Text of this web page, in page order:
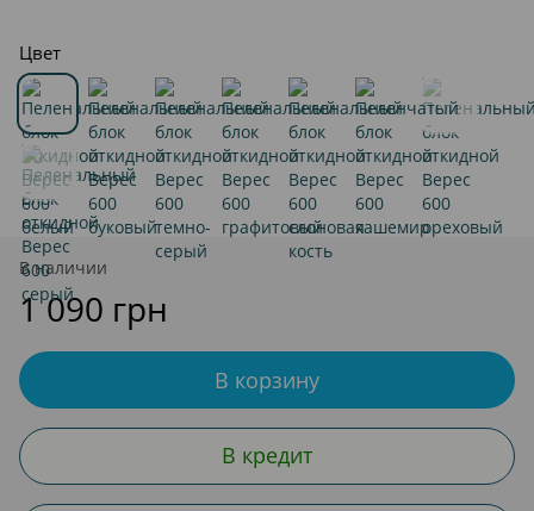
Цвет
В наличии
1 090 грн
В корзину
В кредит